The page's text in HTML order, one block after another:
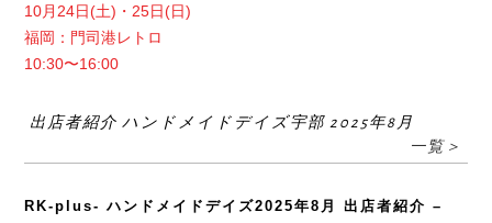
10月24日(土)・25日(日)
福岡：門司港レトロ
10:30〜16:00
出店者紹介 ハンドメイドデイズ宇部 2025年8月
一覧＞
RK-plus- ハンドメイドデイズ2025年8月 出店者紹介 –